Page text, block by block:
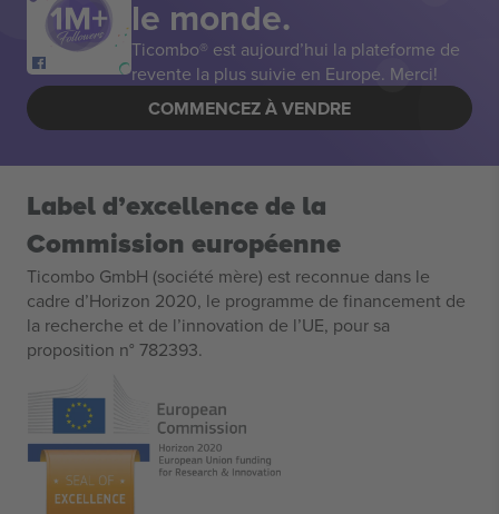
le monde.
Ticombo® est aujourd’hui la plateforme de
revente la plus suivie en Europe. Merci!
COMMENCEZ À VENDRE
Label d’excellence de la
Commission européenne
Ticombo GmbH (société mère) est reconnue dans le
cadre d’Horizon 2020, le programme de financement de
la recherche et de l’innovation de l’UE, pour sa
proposition n° 782393.